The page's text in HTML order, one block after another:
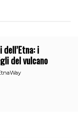
i
del vulcano